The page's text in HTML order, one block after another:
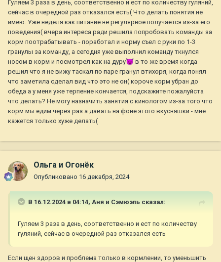
Гуляем 3 раза в день, соответственно и ест по количеству гуляний,
сейчас в очередной раз отказался есть( Что делать понятия не
имею. Уже неделя как питание не регулярное получается из-за его
поведения( вчера интереса ради решила попробовать команды за
корм поотрабатывать - поработал и норму съел с руки по 1-3
гранулы за команду, а сегодня уже выполнил команду ткнулся
носом в корм и посмотрел как на дуру👿 в то же время когда
решил что я не вижу таскал по паре гранул втихоря, когда понял
что заметила сделал вид что это не он( короче корм убран до
обеда а у меня уже терпение кончается, подскажите пожалуйста
что делать? Не могу назначить занятия с кинологом из-за того что
корм мы едим через раз а давать на фоне этого вкусняшки - мне
кажется только хуже делать(
Ольга и Огонёк
Опубликовано 16 декабря, 2024
В 16.12.2024 в 04:14, Аня и Сэмюэль сказал:
Гуляем 3 раза в день, соответственно и ест по количеству
гуляний, сейчас в очередной раз отказался есть
Если щен здоров и проблема только в кормлении, то уменьшить